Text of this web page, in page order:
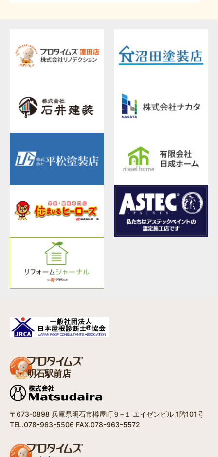
明石駅前店
〒673-0898 兵庫県明石市樽屋町９−１ エイゼンビル 1階101号
TEL.078ｰ963ｰ5506 FAX.078ｰ963ｰ5572